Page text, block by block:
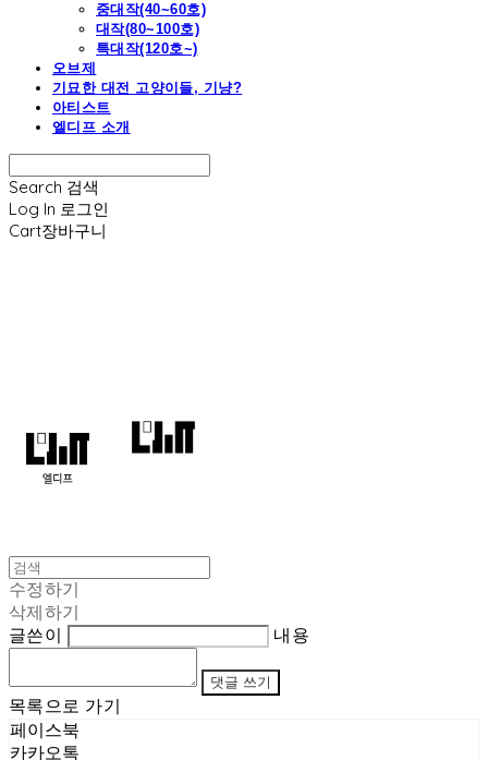
중대작(40~60호)
대작(80~100호)
특대작(120호~)
오브제
기묘한 대전 고양이들, 기냥?
아티스트
엘디프 소개
Search 검색
Log In 로그인
Cart장바구니
수정하기
삭제하기
글쓴이
내용
댓글 쓰기
목록으로 가기
페이스북
카카오톡